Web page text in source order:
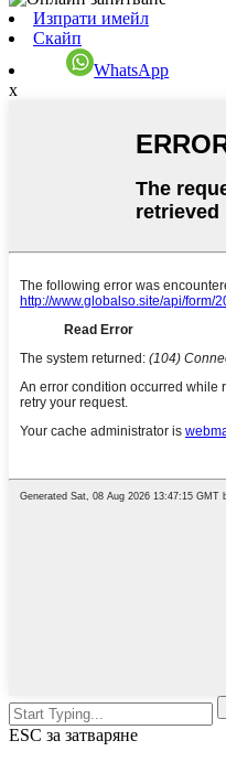
Изпрати имейл
Скайп
WhatsApp
x
ESC за затваряне